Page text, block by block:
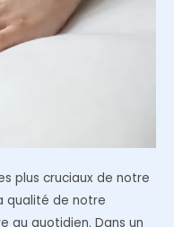
plus cruciaux de notre
qualité de notre
au quotidien. Dans un